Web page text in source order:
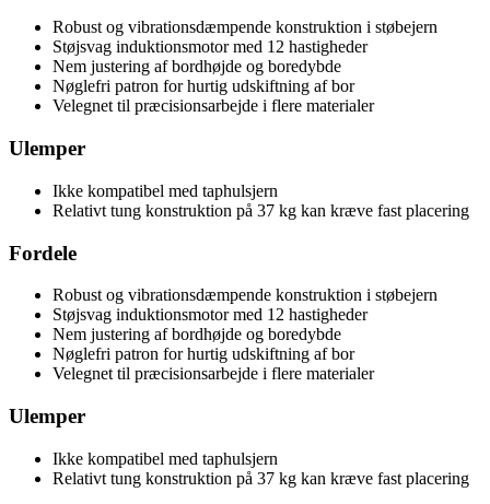
Robust og vibrationsdæmpende konstruktion i støbejern
Støjsvag induktionsmotor med 12 hastigheder
Nem justering af bordhøjde og boredybde
Nøglefri patron for hurtig udskiftning af bor
Velegnet til præcisionsarbejde i flere materialer
Ulemper
Ikke kompatibel med taphulsjern
Relativt tung konstruktion på 37 kg kan kræve fast placering
Fordele
Robust og vibrationsdæmpende konstruktion i støbejern
Støjsvag induktionsmotor med 12 hastigheder
Nem justering af bordhøjde og boredybde
Nøglefri patron for hurtig udskiftning af bor
Velegnet til præcisionsarbejde i flere materialer
Ulemper
Ikke kompatibel med taphulsjern
Relativt tung konstruktion på 37 kg kan kræve fast placering